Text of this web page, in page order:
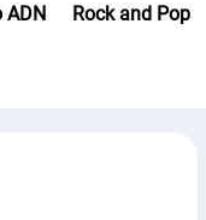
ADN Rock and Pop